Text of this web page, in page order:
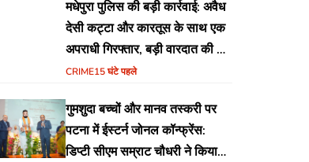
मधेपुरा पुलिस की बड़ी कार्रवाई: अवैध
देसी कट्टा और कारतूस के साथ एक
अपराधी गिरफ्तार, बड़ी वारदात की थी
योजना
CRIME15 घंटे पहले
गुमशुदा बच्चों और मानव तस्करी पर
पटना में ईस्टर्न जोनल कॉन्फ्रेंस:
डिप्टी सीएम सम्राट चौधरी ने किया